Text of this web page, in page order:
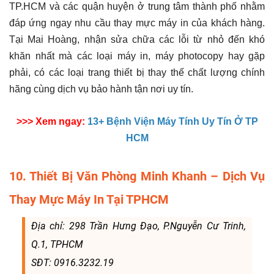
TP.HCM và các quận huyện ở trung tâm thành phố nhằm
đáp ứng ngay nhu cầu thay mực máy in của khách hàng.
Tại Mai Hoàng, nhận sửa chữa các lỗi từ nhỏ đến khó
khăn nhất mà các loại máy in, máy photocopy hay gặp
phải, có các loại trang thiết bị thay thế chất lượng chính
hãng cùng dịch vụ bảo hành tận nơi uy tín.
>>> Xem ngay: 13+ Bệnh Viện Máy Tính Uy Tín Ở TP
HCM
10. Thiết Bị Văn Phòng Minh Khanh – Dịch Vụ
Thay Mực Máy In Tại TPHCM
Địa chỉ: 298 Trần Hưng Đạo, P.Nguyễn Cư Trinh,
Q.1, TPHCM
SĐT: 0916.3232.19